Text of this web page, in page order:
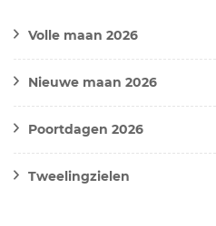
Volle maan 2026
Nieuwe maan 2026
Poortdagen 2026
Tweelingzielen